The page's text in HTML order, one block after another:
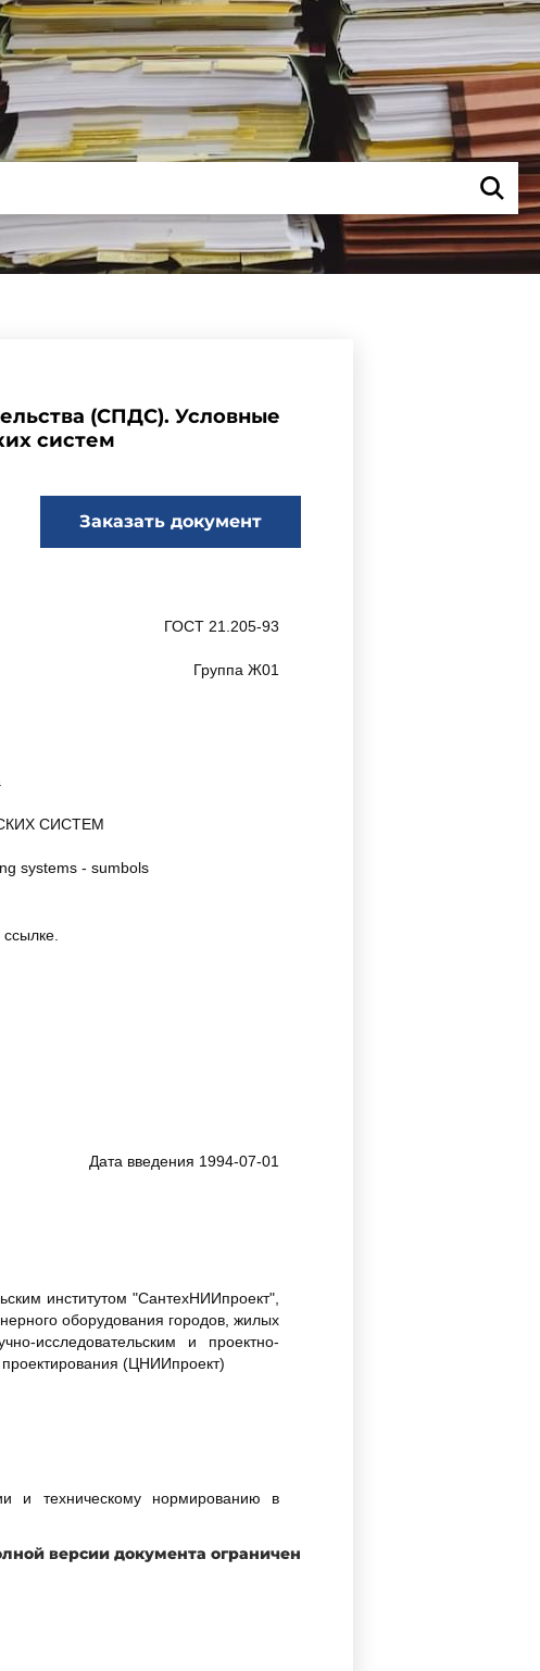
(СПДС). Условные
систем
Заказать документ
ГОСТ 21.205-93
Группа Ж01
СИСТЕМ
systems - sumbols
Дата введения 1994-07-01
институтом "СантехНИИпроект",
оборудования городов, жилых
исследовательским и проектно-
(ЦНИИпроект)
и техническому нормированию в
версии документа ограничен